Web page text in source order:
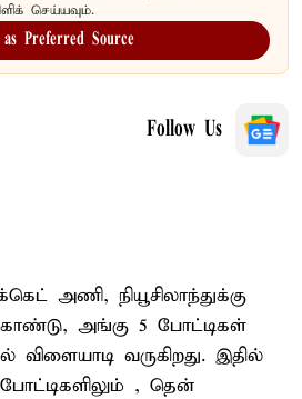
செய்யவும்.
Preferred Source
Follow Us
அணி, நியூசிலாந்துக்கு
அங்கு 5 போட்டிகள்
வருகிறது. இதில்
போட்டிகளிலும் , தென்